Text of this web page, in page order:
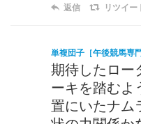
返信 リツイー
単複団子［午後競馬専門
期待したロー
ーキを踏むよ
置にいたナム